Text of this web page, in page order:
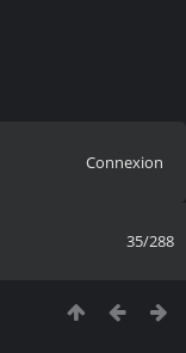
Connexion
35/288